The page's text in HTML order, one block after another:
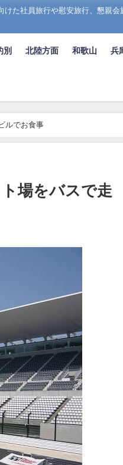
た社員旅行や慰安旅行、懇親
別 北陸方面 和歌山 兵
ルでお食事
場をバスで走